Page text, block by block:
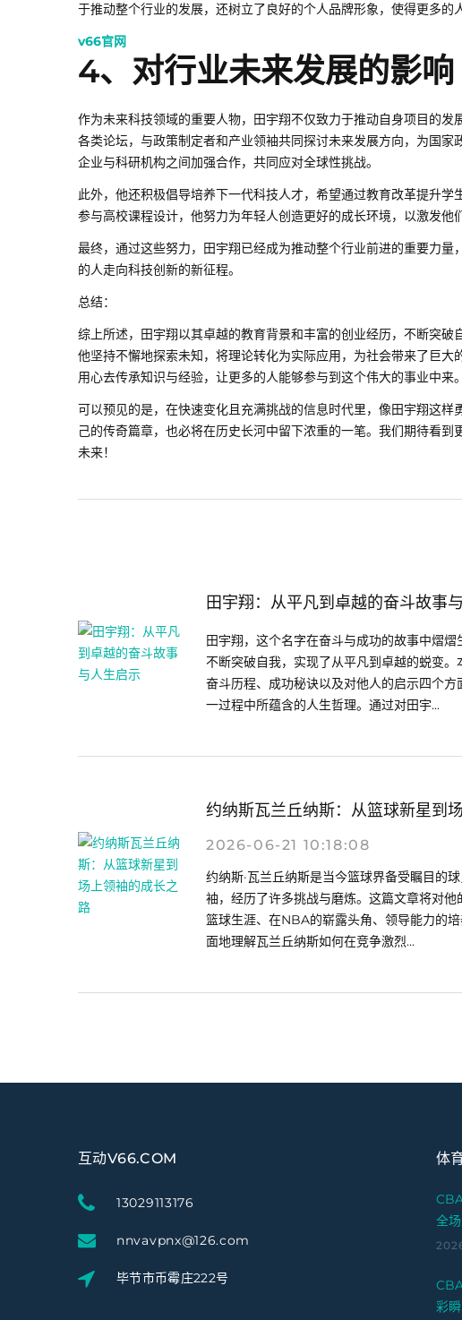
于推动整个行业的发展，还树立了良好的个人品牌形象，使得更多的
v66官网
4、对行业未来发展的影响
作为未来科技领域的重要人物，田宇翔不仅致力于推动自身项目的
各类论坛，与政策制定者和产业领袖共同探讨未来发展方向，为国家
企业与科研机构之间加强合作，共同应对全球性挑战。
此外，他还积极倡导培养下一代科技人才，希望通过教育改革提升
参与高校课程设计，他努力为年轻人创造更好的成长环境，以激发他
最终，通过这些努力，田宇翔已经成为推动整个行业前进的重要力
的人走向科技创新的新征程。
总结：
综上所述，田宇翔以其卓越的教育背景和丰富的创业经历，不断突破
他坚持不懈地探索未知，将理论转化为实际应用，为社会带来了巨大
用心去传承知识与经验，让更多的人能够参与到这个伟大的事业中来。
可以预见的是，在快速变化且充满挑战的信息时代里，像田宇翔这
己的传奇篇章，也必将在历史长河中留下浓重的一笔。我们期待看
未来！
田宇翔：从平凡到卓越的奋斗故事
田宇翔，这个名字在奋斗与成功的故事中熠
不断突破自我，实现了从平凡到卓越的蜕变。
奋斗历程、成功秘诀以及对他人的启示四个
一过程中所蕴含的人生哲理。通过对田宇...
约纳斯瓦兰丘纳斯：从篮球新星到
2026-06-21 10:18:08
约纳斯·瓦兰丘纳斯是当今篮球界备受瞩目的
袖，经历了许多挑战与磨炼。这篇文章将对
篮球生涯、在NBA的崭露头角、领导能力的
面地理解瓦兰丘纳斯如何在竞争激烈...
互动V66.COM
13029113176
nnvavpnx@126.com
毕节市币霉庄222号
体
全
彩